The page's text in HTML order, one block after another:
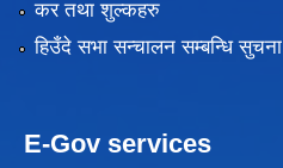
कर तथा शुल्कहरु
हिउँदे सभा सन्चालन सम्बन्धि सुचना
E-Gov services